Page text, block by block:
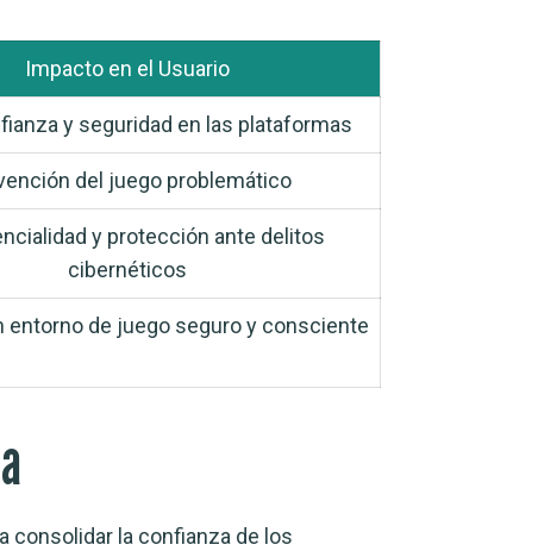
Impacto en el Usuario
y seguridad en las plataformas
del juego problemático
y protección ante delitos
cibernéticos
entorno de juego seguro y consciente
consolidar la confianza de los